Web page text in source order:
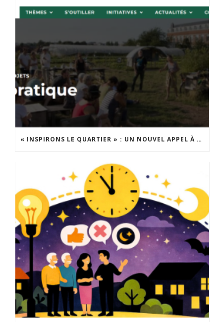
« INSPIRONS LE QUARTIER » : UN NOUVEL APPEL À PROJETS EST LANCÉ !